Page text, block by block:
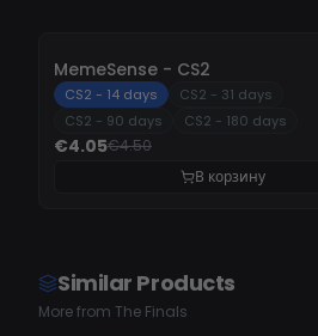
MemeSense - CS2
CS2 - 14 days
CS2 - 31 days
CS2 - 90 days
CS2 - 180 days
€4.05€4.50
В корзину
Similar Products
More from The Finals
UNDETECTED